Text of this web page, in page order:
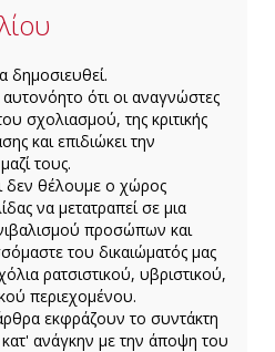
δημοσιευθεί.
ότι οι αναγνώστες
σχολιασμού, της κριτικής
και επιδιώκει την
τους.
δεν θέλουμε ο χώρος
να μετατραπεί σε μια
προσώπων και
του δικαιώματός μας
ρατσιστικού, υβριστικού,
περιεχομένου.
εκφράζουν το συντάκτη
ανάγκην με την άποψη του